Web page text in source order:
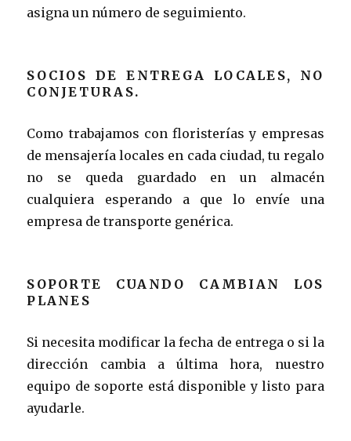
asigna un número de seguimiento.
SOCIOS DE ENTREGA LOCALES, NO
CONJETURAS.
Como trabajamos con floristerías y empresas
de mensajería locales en cada ciudad, tu regalo
no se queda guardado en un almacén
cualquiera esperando a que lo envíe una
empresa de transporte genérica.
SOPORTE CUANDO CAMBIAN LOS
PLANES
Si necesita modificar la fecha de entrega o si la
dirección cambia a última hora, nuestro
equipo de soporte está disponible y listo para
ayudarle.